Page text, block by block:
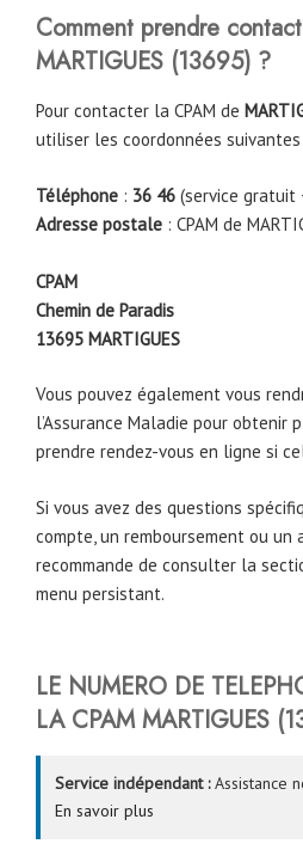
Comment prendre
MARTIGUES (13695) ?
Pour contacter la CPAM de
utiliser les coordonnées suivantes
Téléphone : 36 46 (service gratuit
Adresse postale : CPAM de
CPAM
Chemin de Paradis
13695 MARTIGUES
Vous pouvez également vous
l’Assurance Maladie pour obtenir
prendre rendez-vous en ligne si
Si vous avez des questions
compte, un remboursement ou un
recommande de consulter la
menu persistant.
LE NUMERO DE
LA CPAMMARTIGUES
Service indépendant :Assistance
En savoir plus